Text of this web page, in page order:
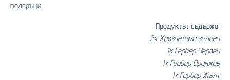
подаръци.
Продуктът съдържа:
2x Хризантема зелена
1x Гербер Червен
1x Гербер Оранжев
1x Гербер Жълт